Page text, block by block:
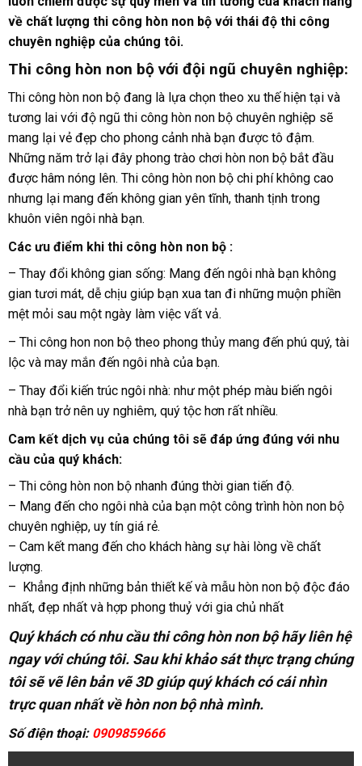
về chất lượng thi công hòn non bộ với thái độ thi công
chuyên nghiệp của chúng tôi.
Thi công hòn non bộ với đội ngũ chuyên nghiệp:
Thi công hòn non bộ đang là lựa chọn theo xu thế hiện tại và
tương lai với độ ngũ thi công hòn non bộ chuyên nghiệp sẽ
mang lại vẻ đẹp cho phong cảnh nhà bạn được tô đậm.
Những năm trở lại đây phong trào chơi hòn non bộ bắt đầu
được hâm nóng lên. Thi công hòn non bộ chi phí không cao
nhưng lại mang đến không gian yên tĩnh, thanh tịnh trong
khuôn viên ngôi nhà bạn.
Các ưu điểm khi thi công hòn non bộ :
– Thay đổi không gian sống: Mang đến ngôi nhà bạn không
gian tươi mát, dễ chịu giúp bạn xua tan đi những muộn phiền
mệt mỏi sau một ngày làm việc vất vả.
– Thi công hon non bộ theo phong thủy mang đến phú quý, tài
lộc và may mắn đến ngôi nhà của bạn.
– Thay đổi kiến trúc ngôi nhà: như một phép màu biến ngôi
nhà bạn trở nên uy nghiêm, quý tộc hơn rất nhiều.
Cam kết dịch vụ của chúng tôi sẽ đáp ứng đúng với nhu
cầu của quý khách:
– Thi công hòn non bộ nhanh đúng thời gian tiến độ.
– Mang đến cho ngôi nhà của bạn một công trình hòn non bộ
chuyên nghiệp, uy tín giá rẻ.
– Cam kết mang đến cho khách hàng sự hài lòng về chất
lượng.
– Khẳng định những bản thiết kế và mẫu hòn non bộ độc đáo
nhất, đẹp nhất và hợp phong thuỷ với gia chủ nhất
Quý khách có nhu cầu thi công hòn non bộ hãy liên hệ
ngay với chúng tôi. Sau khi khảo sát thực trạng chúng
tôi sẽ vẽ lên bản vẽ 3D giúp quý khách có cái nhìn
trực quan nhất về hòn non bộ nhà mình.
Số điện thoại: 0909859666